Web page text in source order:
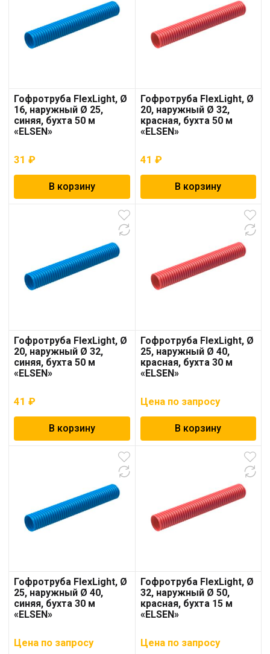
Гофротруба FlexLight, Ø
16, наружный Ø 25,
синяя, бухта 50 м
«ELSEN»
31 ₽
В корзину
Гофротруба FlexLight, Ø
20, наружный Ø 32,
красная, бухта 50 м
«ELSEN»
41 ₽
В корзину
Гофротруба FlexLight, Ø
20, наружный Ø 32,
синяя, бухта 50 м
«ELSEN»
41 ₽
В корзину
Гофротруба FlexLight, Ø
25, наружный Ø 40,
красная, бухта 30 м
«ELSEN»
Цена по запросу
В корзину
Гофротруба FlexLight, Ø
25, наружный Ø 40,
синяя, бухта 30 м
«ELSEN»
Цена по запросу
Гофротруба FlexLight, Ø
32, наружный Ø 50,
красная, бухта 15 м
«ELSEN»
Цена по запросу